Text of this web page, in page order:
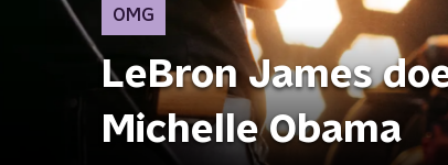
OMG
LeBron James
Michelle Obama